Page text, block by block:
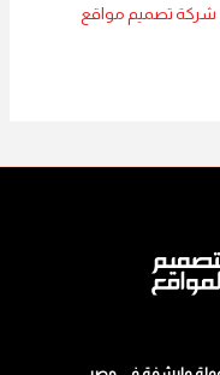
شركة تصميم مواقع